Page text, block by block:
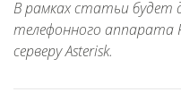
В рамках статьи будет
телефонного аппарата
серверу Asterisk.